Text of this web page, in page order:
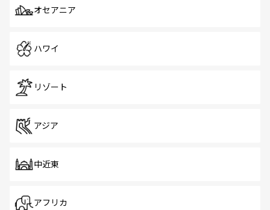
オセアニア
ハワイ
リゾート
アジア
中近東
アフリカ